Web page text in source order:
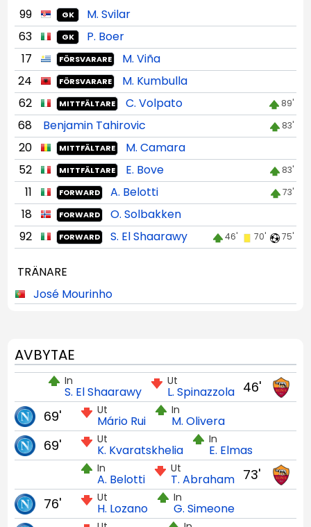
99
GK
M. Svilar
63
GK
P. Boer
17
FÖRSVARARE
M. Viña
24
FÖRSVARARE
M. Kumbulla
62
MITTFÄLTARE C. Volpato 89'
68 Benjamin Tahirovic 83'
20 MITTFÄLTARE
M. Camara
52
MITTFÄLTARE E. Bove 83'
11 FORWARD A. Belotti 73'
18 FORWARD
O. Solbakken
92
FORWARD S. El Shaarawy 46' 70' 75'
TRÄNARE
José Mourinho
AVBYTAE
46'
Ut
L. Spinazzola
In
S. El Shaarawy
Ut
Mário Rui
In
M. Olivera
69'
Ut
K. Kvaratskhelia
In
E. Elmas
69'
73'
Ut
T. Abraham
In
A. Belotti
Ut
H. Lozano
In
G. Simeone
76'